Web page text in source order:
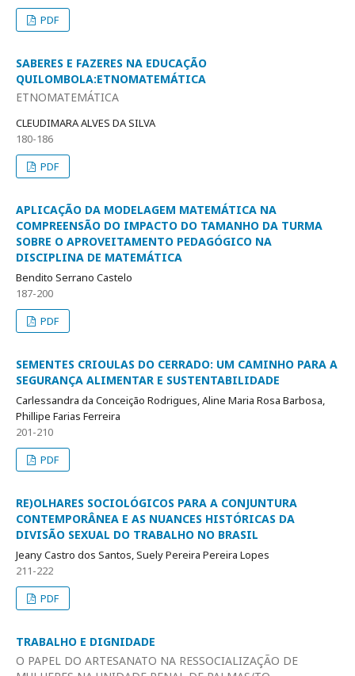
PDF
SABERES E FAZERES NA EDUCAÇÃO
QUILOMBOLA:ETNOMATEMÁTICA
ETNOMATEMÁTICA
CLEUDIMARA ALVES DA SILVA
180-186
PDF
APLICAÇÃO DA MODELAGEM MATEMÁTICA NA
COMPREENSÃO DO IMPACTO DO TAMANHO DA TURMA
SOBRE O APROVEITAMENTO PEDAGÓGICO NA
DISCIPLINA DE MATEMÁTICA
Bendito Serrano Castelo
187-200
PDF
SEMENTES CRIOULAS DO CERRADO: UM CAMINHO PARA A
SEGURANÇA ALIMENTAR E SUSTENTABILIDADE
Carlessandra da Conceição Rodrigues, Aline Maria Rosa Barbosa,
Phillipe Farias Ferreira
201-210
PDF
RE)OLHARES SOCIOLÓGICOS PARA A CONJUNTURA
CONTEMPORÂNEA E AS NUANCES HISTÓRICAS DA
DIVISÃO SEXUAL DO TRABALHO NO BRASIL
Jeany Castro dos Santos, Suely Pereira Pereira Lopes
211-222
PDF
TRABALHO E DIGNIDADE
O PAPEL DO ARTESANATO NA RESSOCIALIZAÇÃO DE